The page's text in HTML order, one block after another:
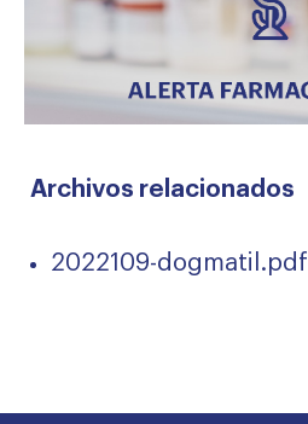
Archivos relacionados
2022109-dogmatil.pdf